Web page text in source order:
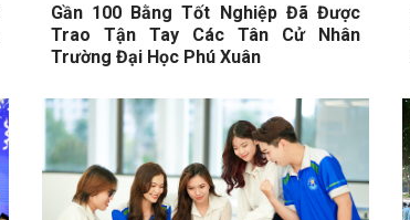
Gần 100 Bằng Tốt Nghiệp Đã Được
Trao Tận Tay Các Tân Cử Nhân
Trường Đại Học Phú Xuân